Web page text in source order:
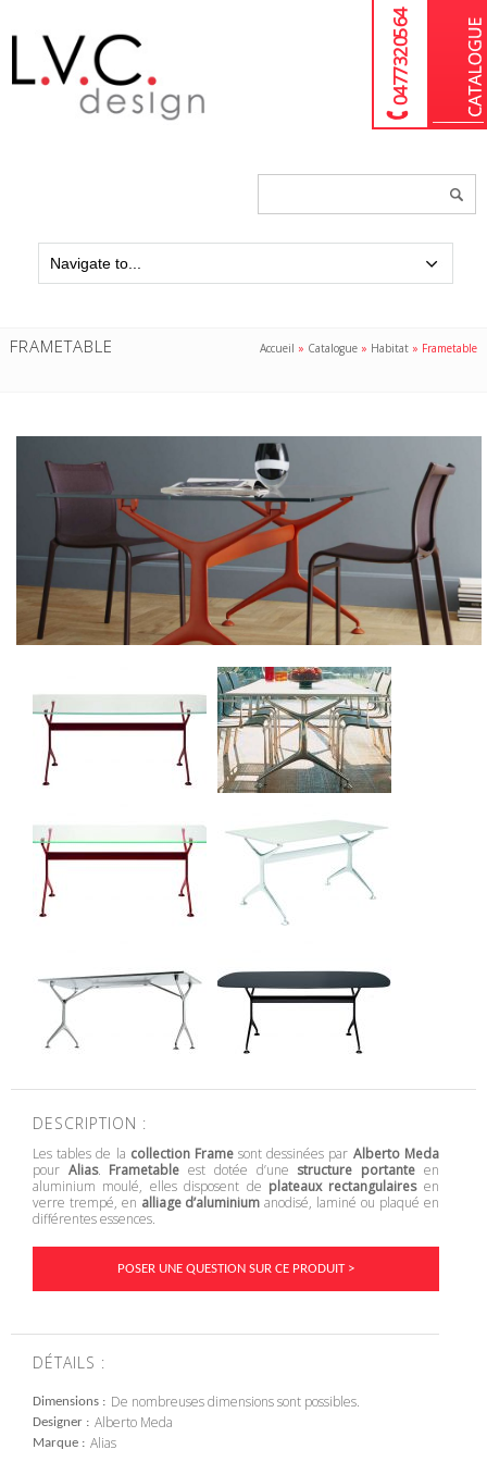
04 77 32 05 64
FRAMETABLE Accueil » Catalogue » Habitat » Frametable
DESCRIPTION :
Les tables de la collection Framesont dessinées par Alberto Meda
pour Alias. Frametable est dotée d’une structure portante en
aluminium moulé, elles disposent de plateaux rectangulairesen
verre trempé, en alliage d’aluminium anodisé, laminé ou plaqué en
différentes essences.
POSER UNE QUESTION SUR CE PRODUIT >
DÉTAILS :
Dimensions De nombreuses dimensions sont possibles.
Designer Alberto Meda
Marque Alias